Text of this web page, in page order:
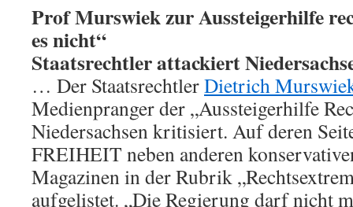
Prof Murswiek zur Aussteigerhilfe
es nicht“
Staatsrechtler attackiert
… Der StaatsrechtlerDietrich
Medienpranger der „Aussteigerhilfe
Niedersachsen kritisiert. Auf deren
FREIHEIT neben anderen
Magazinen in der Rubrik
aufgelistet. „Die Regierung darf nicht